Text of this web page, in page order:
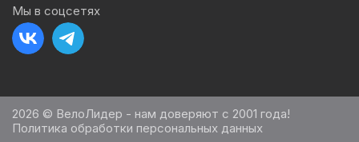
Мы в соцсетях
2026 © ВелоЛидер - нам доверяют с 2001 года!
Политика обработки персональных данных